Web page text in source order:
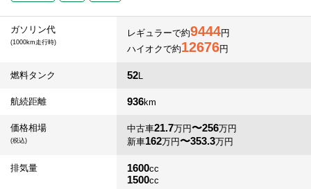
ガソリン代
(1000km走行時)
レギュラーで約9444円
ハイオクで約12676円
燃料タンク 52L
航続距離 936km
価格相場
(税込)
中古車21.7万円〜256万円
新車162万円〜353.3万円
排気量 1600cc
1500cc